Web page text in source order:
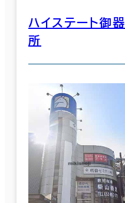
ハイステート御器
所